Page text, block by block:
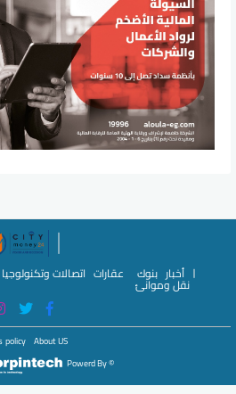
أخبار بنوك عقارات اتصالات وتكنولوجيا
نقل وموانئ
About US
policy
© Powerd By